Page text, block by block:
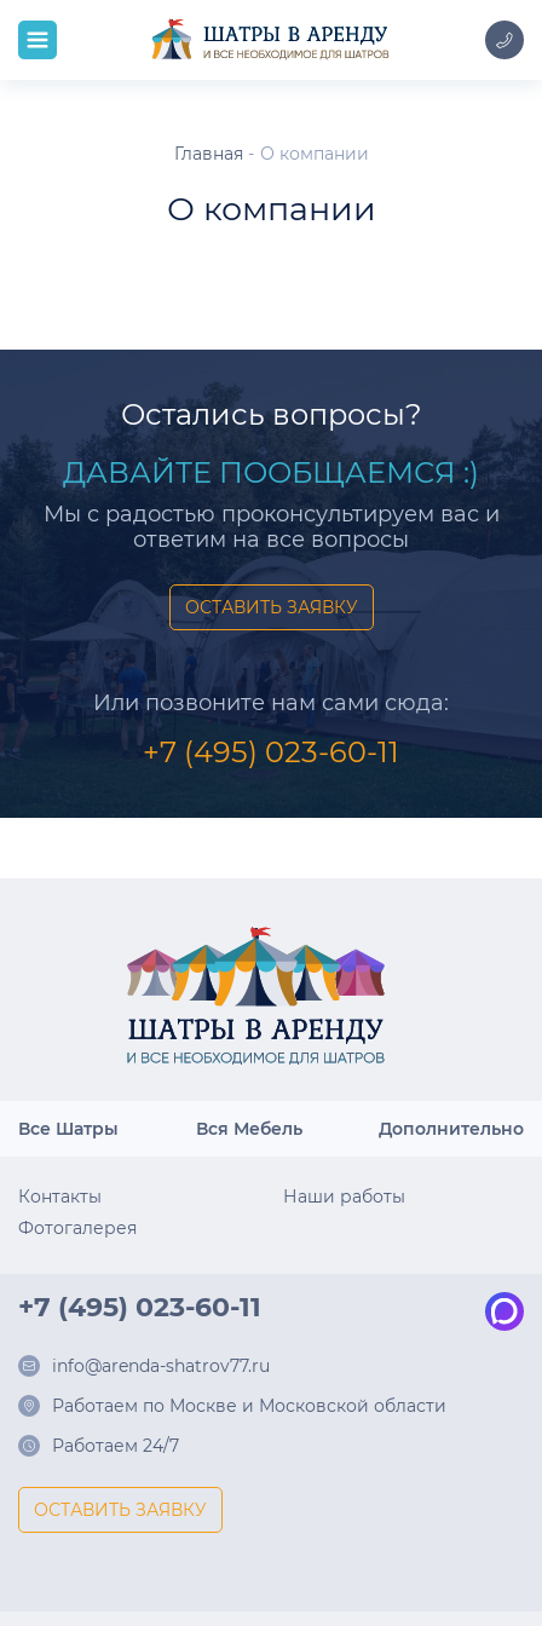
Главная О компании
О компании
Остались вопросы?
ДАВАЙТЕ ПООБЩАЕМСЯ :)
Мы с радостью проконсультируем вас и
ответим на все вопросы
ОСТАВИТЬ ЗАЯВКУ
Или позвоните нам сами сюда:
+7 (495) 023-60-11
Все Шатры Вся Мебель Дополнительно
Контакты
Наши работы
Фотогалерея
+7 (495) 023-60-11
info@arenda-shatrov77.ru
Работаем по Москве и Московской области
Работаем 24/7
ОСТАВИТЬ ЗАЯВКУ